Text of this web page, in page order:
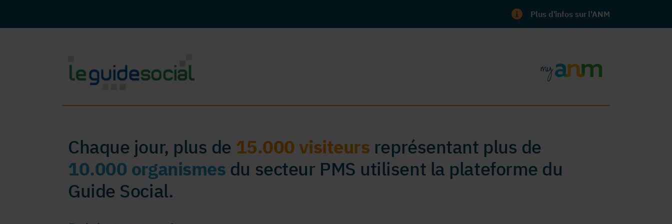
Plus d'infos sur l'ANM
Chaque jour, plus de 15.000 visiteurs représentant plus de
10.000 organismes du secteur PMS utilisent la plateforme du
Guide Social.